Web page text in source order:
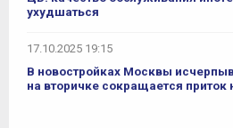
ухудшаться
17.10.2025 19:15
В новостройках Москвы
на вторичке сокращается приток